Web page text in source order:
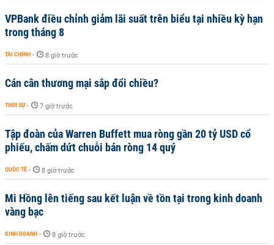
VPBank điều chỉnh giảm lãi suất trên biểu tại nhiều kỳ hạn
trong tháng 8
TÀI CHÍNH - 8 giờ trước
Cán cân thương mại sắp đổi chiều?
THỜI SỰ - 7 giờ trước
Tập đoàn của Warren Buffett mua ròng gần 20 tỷ USD cổ
phiếu, chấm dứt chuỗi bán ròng 14 quý
QUỐC TẾ - 8 giờ trước
Mi Hồng lên tiếng sau kết luận về tồn tại trong kinh doanh
vàng bạc
KINH DOANH - 8 giờ trước